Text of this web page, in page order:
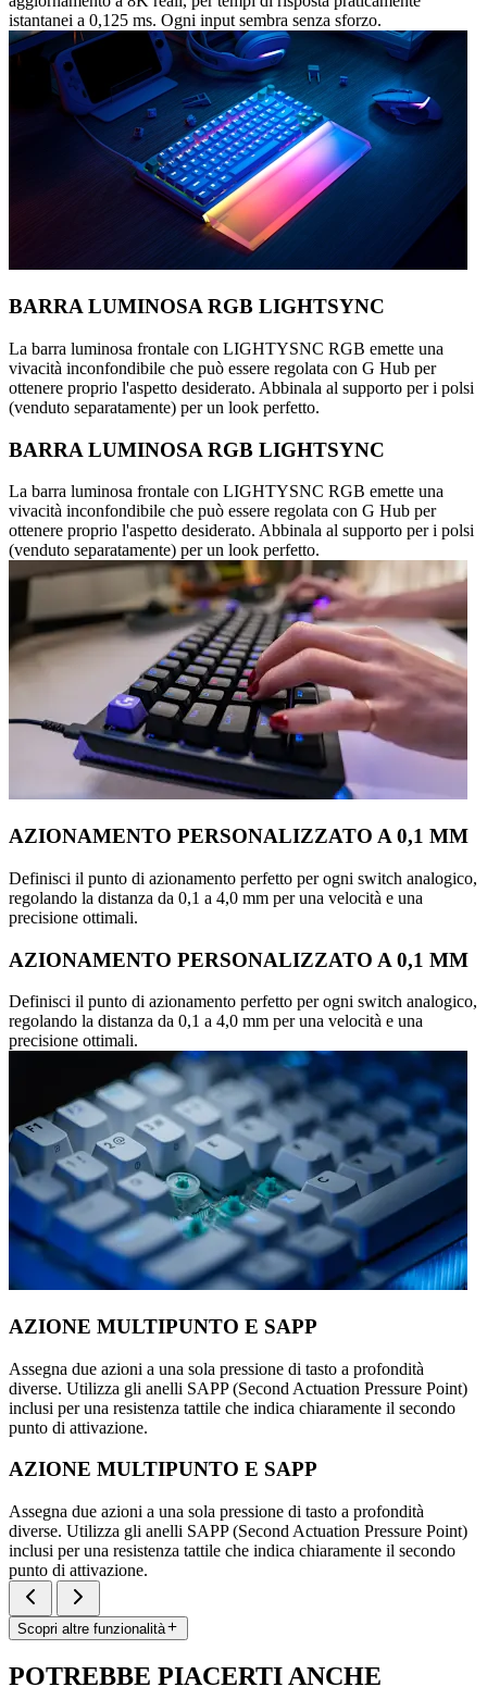
istantanei a 0,125 ms. Ogni input sembra senza sforzo.
BARRA LUMINOSA RGB LIGHTSYNC
La barra luminosa frontale con LIGHTYSNC RGB emette una
vivacità inconfondibile che può essere regolata con G Hub per
ottenere proprio l'aspetto desiderato. Abbinala al supporto per i polsi
(venduto separatamente) per un look perfetto.
BARRA LUMINOSA RGB LIGHTSYNC
La barra luminosa frontale con LIGHTYSNC RGB emette una
vivacità inconfondibile che può essere regolata con G Hub per
ottenere proprio l'aspetto desiderato. Abbinala al supporto per i polsi
(venduto separatamente) per un look perfetto.
AZIONAMENTO PERSONALIZZATO A 0,1 MM
Definisci il punto di azionamento perfetto per ogni switch analogico,
regolando la distanza da 0,1 a 4,0 mm per una velocità e una
precisione ottimali.
AZIONAMENTO PERSONALIZZATO A 0,1 MM
Definisci il punto di azionamento perfetto per ogni switch analogico,
regolando la distanza da 0,1 a 4,0 mm per una velocità e una
precisione ottimali.
AZIONE MULTIPUNTO E SAPP
Assegna due azioni a una sola pressione di tasto a profondità
diverse. Utilizza gli anelli SAPP (Second Actuation Pressure Point)
inclusi per una resistenza tattile che indica chiaramente il secondo
punto di attivazione.
AZIONE MULTIPUNTO E SAPP
Assegna due azioni a una sola pressione di tasto a profondità
diverse. Utilizza gli anelli SAPP (Second Actuation Pressure Point)
inclusi per una resistenza tattile che indica chiaramente il secondo
punto di attivazione.
Scopri altre funzionalità
POTREBBE PIACERTI ANCHE